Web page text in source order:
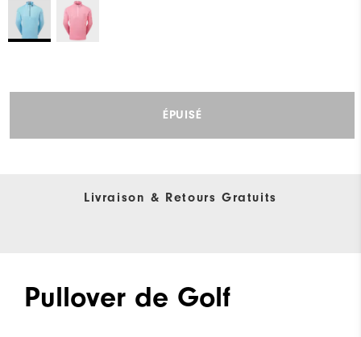
ÉPUISÉ
Livraison & Retours Gratuits
Pullover de Golf